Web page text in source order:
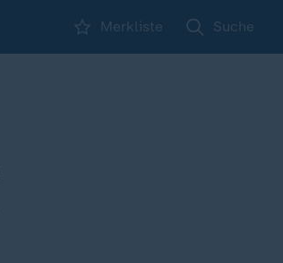
Merkliste Suche